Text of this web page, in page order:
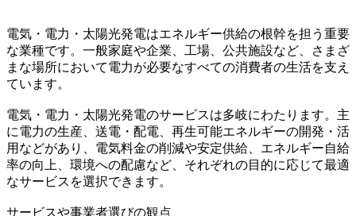
電気・電力・太陽光発電はエネルギー供給の根幹を担う重要
な業種です。一般家庭や企業、工場、公共施設など、さまざ
まな場所において電力が必要なすべての消費者の生活を支え
ています。
電気・電力・太陽光発電のサービスは多岐にわたります。主
に電力の生産、送電・配電、再生可能エネルギーの開発・活
用などがあり、電気料金の削減や安定供給、エネルギー自給
率の向上、環境への配慮など、それぞれの目的に応じて最適
なサービスを選択できます。
サービスや事業者選びの観点